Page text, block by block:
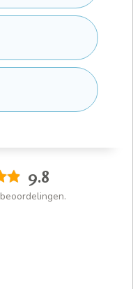
9.8
beoordelingen.